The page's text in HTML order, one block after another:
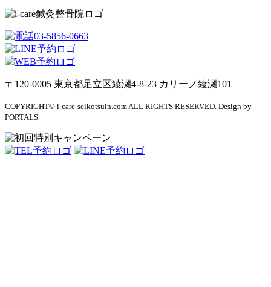
〒120-0005 東京都足立区綾瀬4-8-23 カリーノ綾瀬101
COPYRIGHT© i-care-seikotsuin.com ALL RIGHTS RESERVED. Design by
PORTALS